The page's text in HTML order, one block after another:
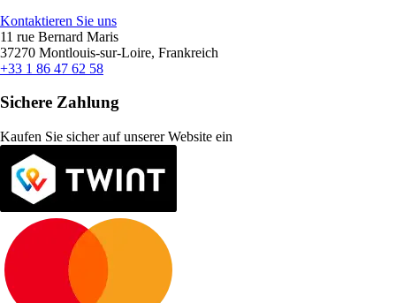
Kontaktieren Sie uns
11 rue Bernard Maris
37270 Montlouis-sur-Loire, Frankreich
+33 1 86 47 62 58
Sichere Zahlung
Kaufen Sie sicher auf unserer Website ein